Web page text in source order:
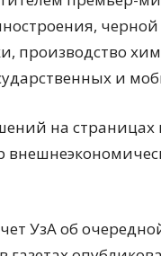
производство
и
на страницах
УзА об